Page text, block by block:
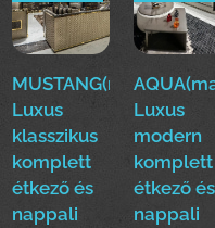
MUSTANG(mass)
Luxus
klasszikus
komplett
étkező és
nappali
Luxus
modern
komplett
étkező és
nappali